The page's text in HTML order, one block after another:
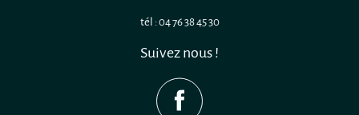
tél : 04 76 38 45 30
Suivez nous !